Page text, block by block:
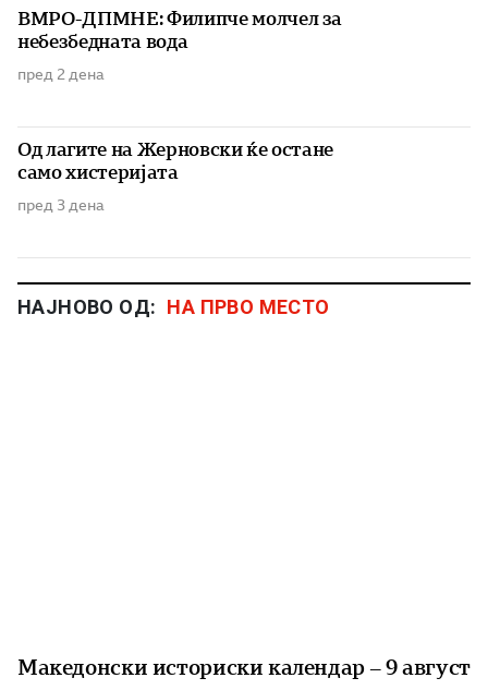
ВМРО-ДПМНЕ: Филипче молчел за
небезбедната вода
пред 2 дена
Од лагите на Жерновски ќе остане
само хистеријата
пред 3 дена
НАЈНОВО ОД: НА ПРВО МЕСТО
Македонски историски календар – 9 август